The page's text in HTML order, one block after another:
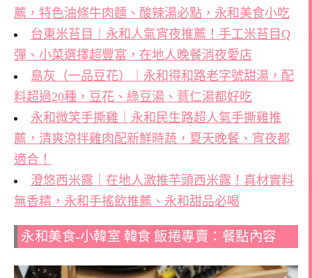
薦，特色油條牛肉麵、酸辣湯必點，永和美食小吃
台東米苔目｜永和人氣宵夜推薦！手工米苔目Q
彈、小菜選擇超豐富，在地人晚餐消夜愛店
島灰（一品豆花）｜永和得和路老字號甜湯，配
料超過20種，豆花、綠豆湯、薏仁湯都好吃
永和微笑手撕雞｜永和民生路超人氣手撕雞推
薦，清爽涼拌雞肉配新鮮時蔬，夏天晚餐、宵夜都
適合！
澄悠西米露｜在地人激推芋頭西米露！真材實料
無香精，永和手搖飲推薦、永和甜品必喝
永和美食-小韓室 韓食 飯捲專賣：餐點內容